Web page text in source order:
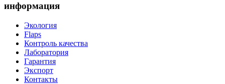
информация
Экология
Flaps
Контроль качества
Лаборатория
Гарантия
Экспорт
Контакты